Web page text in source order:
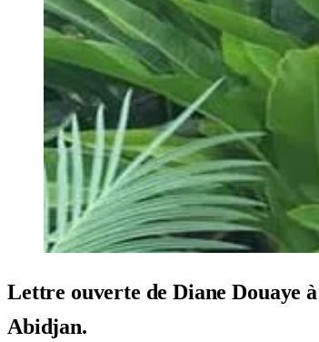
Lettre ouverte de Diane Douaye
Abidjan.